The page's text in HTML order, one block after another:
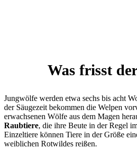
Was frisst
Jungwölfe werden etwa sechs bis acht
der Säugezeit bekommen die Welpen
erwachsenen Wölfe aus dem Magen
Raubtiere, die ihre Beute in der Regel
Einzeltiere können Tiere in der Größe
weiblichen Rotwildes reißen.